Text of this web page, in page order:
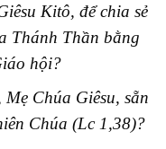
Kitô, để chia sẻ
Thánh Thần bằng
hội?
Chúa Giêsu, sẵn
Chúa (Lc 1,38)?